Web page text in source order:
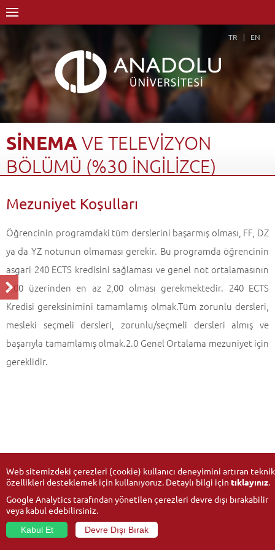
TR EN
SİNEMA VE TELEVİZYON
BÖLÜMÜ (%30 İNGİLİZCE)
Sinema ve Televizyon Bölümü (%30 İngilizce)
Mezuniyet Koşulları
Öğrencinin programdaki tüm derslerini başarmış olması, FF, DZ
ya da YZ notunun olmaması gerekir. Bu programda öğrencinin
asgari 240 ECTS kredisini sağlaması ve genel not ortalamasının
4,00 üzerinden en az 2,00 olması gerekmektedir. 240 ECTS
Kredisi gereksinimini tamamlamış olmak.Tüm zorunlu dersleri,
mesleki seçmeli dersleri, zorunlu/seçmeli dersleri almış ve
başarıyla tamamlamış olmak.2.0 Genel Ortalama mezuniyet için
gereklidir.
Web sitemizdeki çerezleri (cookie) kullanıcı deneyimini artıran teknik
özellikleri desteklemek için kullanıyoruz. Detaylı bilgi için tıklayınız.
Google Analytics tarafından yönetilen çerezleri devre dışı bırakabilir
veya kabul edebilirsiniz.
Kabul Et
Devre Dışı Bırak
© 2026Anadolu Üniversitesi- Tüm hakları saklıdır.